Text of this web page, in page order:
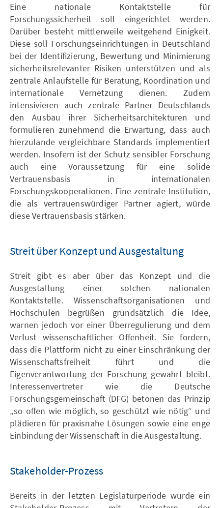
Eine nationale Kontaktstelle für
Forschungssicherheit soll eingerichtet werden.
Darüber besteht mittlerweile weitgehend Einigkeit.
Diese soll Forschungseinrichtungen in Deutschland
bei der Identifizierung, Bewertung und Minimierung
sicherheitsrelevanter Risiken unterstützen und als
zentrale Anlaufstelle für Beratung, Koordination und
internationale Vernetzung dienen. Zudem
intensivieren auch zentrale Partner Deutschlands
den Ausbau ihrer Sicherheitsarchitekturen und
formulieren zunehmend die Erwartung, dass auch
hierzulande vergleichbare Standards implementiert
werden. Insofern ist der Schutz sensibler Forschung
auch eine Voraussetzung für eine solide
Vertrauensbasis in internationalen
Forschungskooperationen. Eine zentrale Institution,
die als vertrauenswürdiger Partner agiert, würde
diese Vertrauensbasis stärken.
Streit über Konzept und Ausgestaltung
Streit gibt es aber über das Konzept und die
Ausgestaltung einer solchen nationalen
Kontaktstelle. Wissenschaftsorganisationen und
Hochschulen begrüßen grundsätzlich die Idee,
warnen jedoch vor einer Überregulierung und dem
Verlust wissenschaftlicher Offenheit. Sie fordern,
dass die Plattform nicht zu einer Einschränkung der
Wissenschaftsfreiheit führt und die
Eigenverantwortung der Forschung gewahrt bleibt.
Interessenvertreter wie die Deutsche
Forschungsgemeinschaft (DFG) betonen das Prinzip
„so offen wie möglich, so geschützt wie nötig“ und
plädieren für praxisnahe Lösungen sowie eine enge
Einbindung der Wissenschaft in die Ausgestaltung.
Stakeholder-Prozess
Bereits in der letzten Legislaturperiode wurde ein